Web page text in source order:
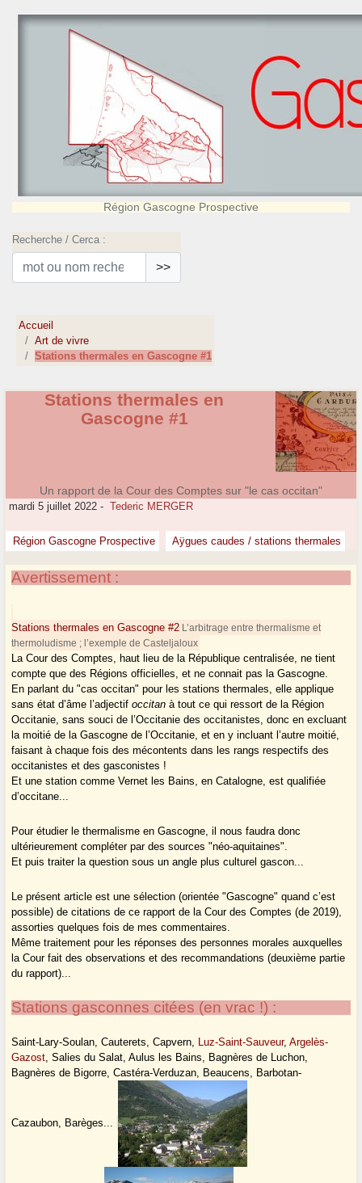
Région Gascogne Prospective
Recherche / Cerca :
>>
Accueil
Art de vivre
Stations thermales en Gascogne #1
Stations thermales en
Gascogne #1
Un rapport de la Cour des Comptes sur "le cas occitan"
mardi 5 juillet 2022 - Tederic MERGER
Région Gascogne Prospective Aÿgues caudes / stations thermales
Avertissement :
Stations thermales en Gascogne #2 L’arbitrage entre thermalisme et
thermoludisme ; l’exemple de Casteljaloux
La Cour des Comptes, haut lieu de la République centralisée, ne tient
compte que des Régions officielles, et ne connait pas la Gascogne.
En parlant du "cas occitan" pour les stations thermales, elle applique
sans état d’âme l’adjectifoccitan à tout ce qui ressort de la Région
Occitanie, sans souci de l’Occitanie des occitanistes, donc en excluant
la moitié de la Gascogne de l’Occitanie, et en y incluant l’autre moitié,
faisant à chaque fois des mécontents dans les rangs respectifs des
occitanistes et des gasconistes !
Et une station comme Vernet les Bains, en Catalogne, est qualifiée
d’occitane...
Pour étudier le thermalisme en Gascogne, il nous faudra donc
ultérieurement compléter par des sources "néo-aquitaines".
Et puis traiter la question sous un angle plus culturel gascon...
Le présent article est une sélection (orientée "Gascogne" quand c’est
possible) de citations de ce rapport de la Cour des Comptes (de 2019),
assorties quelques fois de mes commentaires.
Même traitement pour les réponses des personnes morales auxquelles
la Cour fait des observations et des recommandations (deuxième partie
du rapport)...
Stations gasconnes citées (en vrac !) :
Saint-Lary-Soulan, Cauterets, Capvern, Luz-Saint-Sauveur,Argelès-
Gazost, Salies du Salat, Aulus les Bains, Bagnères de Luchon,
Bagnères de Bigorre, Castéra-Verduzan, Beaucens, Barbotan-
Cazaubon, Barèges...